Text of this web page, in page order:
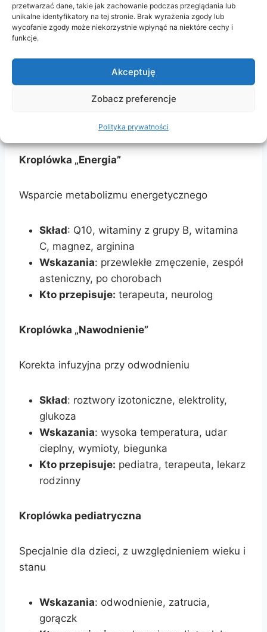
przetwarzać dane, takie jak zachowanie podczas przeglądania lub
unikalne identyfikatory na tej stronie. Brak wyrażenia zgody lub
wycofanie zgody może niekorzystnie wpłynąć na niektóre cechy i
funkcje.
Akceptuję
Zobacz preferencje
Polityka prywatności
Regeneracja po wysiłku fizycznym
Skład: elektrolity, magnez, potas,
: zmęczenie mięśni, skurcze,
Kto przepisuje:lekarz rodzinny
Kroplówka „Energia”
Wsparcie metabolizmu energetycznego
Skład: Q10, witaminy z grupy B, witamina
C, magnez, arginina
Wskazania: przewlekłe zmęczenie, zespół
asteniczny, po chorobach
Kto przepisuje: terapeuta, neurolog
Kroplówka „Nawodnienie”
Korekta infuzyjna przy odwodnieniu
Skład: roztwory izotoniczne, elektrolity,
glukoza
Wskazania: wysoka temperatura, udar
cieplny, wymioty, biegunka
Kto przepisuje: pediatra, terapeuta, lekarz
rodzinny
Kroplówka pediatryczna
Specjalnie dla dzieci, z uwzględnieniem wieku i
stanu
Wskazania: odwodnienie, zatrucia,
gorączk